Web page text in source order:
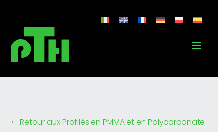
# Retour aux Profilés en PMMA et en Polycarbonate